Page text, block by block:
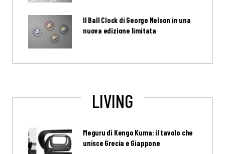
Il Ball Clock di George Nelson in una
nuova edizione limitata
LIVING
Meguru di Kengo Kuma: il tavolo che
unisce Grecia e Giappone